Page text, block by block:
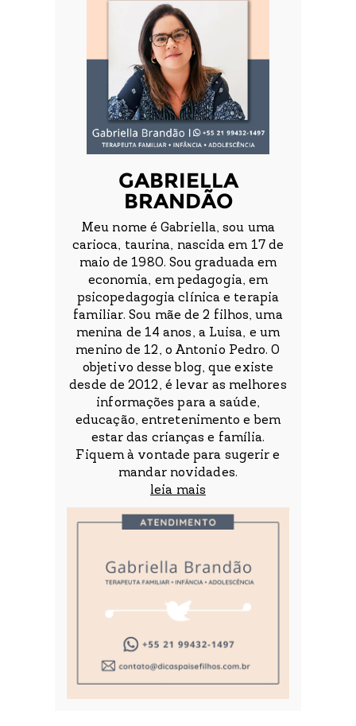
GABRIELLA
BRANDÃO
Meu nome é Gabriella, sou uma
carioca, taurina, nascida em 17 de
maio de 1980. Sou graduada em
economia, em pedagogia, em
psicopedagogia clínica e terapia
familiar. Sou mãe de 2 filhos, uma
menina de 14 anos, a Luisa, e um
menino de 12, o Antonio Pedro. O
objetivo desse blog, que existe
desde de 2012, é levar as melhores
informações para a saúde,
educação, entretenimento e bem
estar das crianças e família.
Fiquem à vontade para sugerir e
mandar novidades.
leia mais